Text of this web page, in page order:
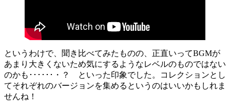
というわけで、聞き比べてみたものの、正直いってBGMが
あまり大きくないため気にするようなレベルのものではない
のかも･･････・？ といった印象でした。コレクションとし
てそれぞれのバージョンを集めるというのはいいかもしれま
せんね！